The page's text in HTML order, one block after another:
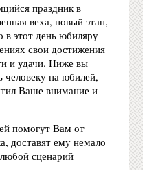
праздник в
веха, новый этап,
в этот день юбиляру
свои достижения
и удачи. Ниже вы
человеку на юбилей,
Ваше внимание и
помогут Вам от
доставят ему немало
сценарий